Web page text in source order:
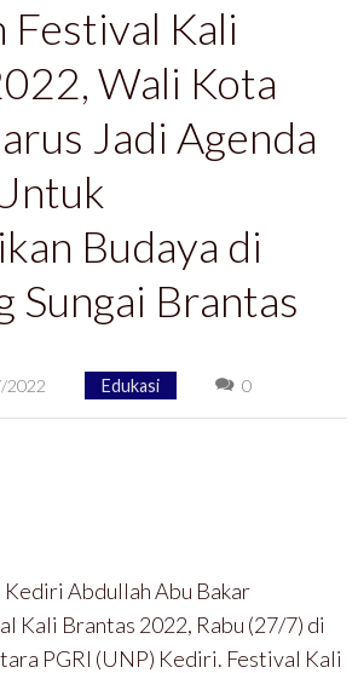
Festival Kali
Wali Kota
Jadi Agenda
Budaya di
Sungai Brantas
2022 Edukasi 0
Abdullah Abu Bakar
Kali Brantas 2022, Rabu (27/7) di
PGRI (UNP) Kediri. Festival Kali